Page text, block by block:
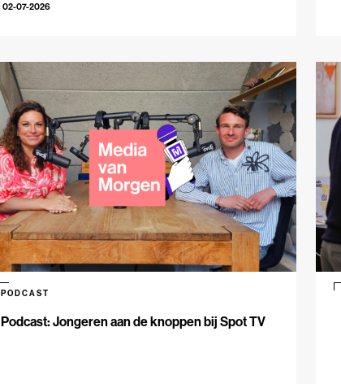
02-07-2026
Podcast: Jongeren aan de knoppen bij Spot TV
PODCAST